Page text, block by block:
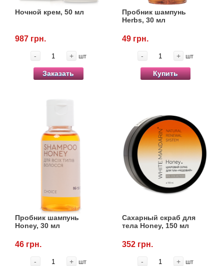
Ночной крем, 50 мл
987 грн.
- + шт
Заказать
Пробник шампунь
Herbs, 30 мл
49 грн.
- + шт
Купить
Пробник шампунь
Honey, 30 мл
46 грн.
- + шт
Сахарный скраб для
тела Honey, 150 мл
352 грн.
- + шт